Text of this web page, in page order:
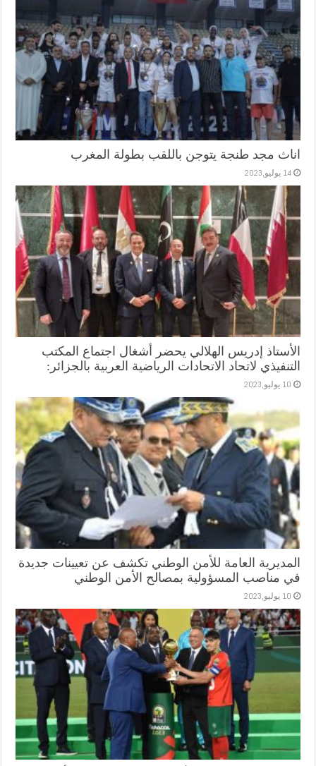
اناث مجد طنجة يتوجن باللقب بطولة المغرب
14 يوليو,2023
الأستاذ إدريس الهلالي يحضر أشغال اجتماع المكتب
التنفيذي لاتحاد الاتحادات الرياضية العربية بالجزائر:
10 يوليو,2023
المديرية العامة للأمن الوطني تكشف عن تعيينات جديدة
في مناصب المسؤولية بمصالح الأمن الوطني
10 يوليو,2023